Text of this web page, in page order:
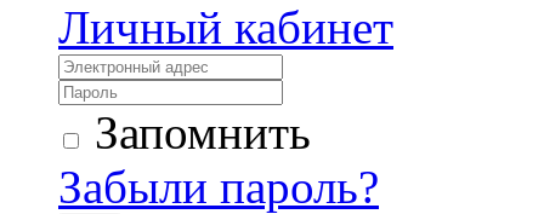
Личный кабинет
Запомнить
Забыли пароль?